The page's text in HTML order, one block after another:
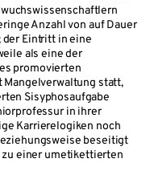
Anzahl von auf Dauer
Eintritt in eine
als eine der
promovierten
statt,
Sisyphosaufgabe
in ihrer
Karrierelogiken noch
beseitigt
einer umetikettierten